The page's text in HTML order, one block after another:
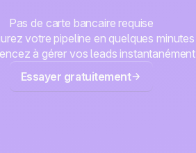
Pas de carte bancaire requise
votre pipeline en quelques minutes
à gérer vos leads instantanément
Essayer gratuitement